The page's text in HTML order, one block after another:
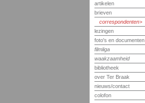
artikelen
brieven
correspondenten
lezingen
foto's en documenten
filmliga
waakzaamheid
bibliotheek
over Ter Braak
nieuws/contact
colofon